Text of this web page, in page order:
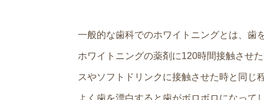
一般的な歯科でのホワイトニングとは、歯
ホワイトニングの薬剤に120時間接触させ
スやソフトドリンクに接触させた時と同じ
よく歯を漂白すると歯がボロボロになって